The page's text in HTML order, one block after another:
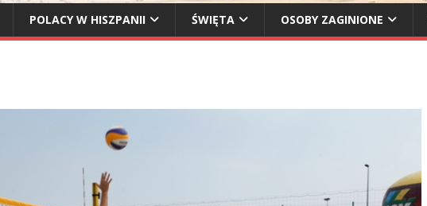
POLACY W HISZPANII ŚWIĘTA OSOBY ZAGINIONE